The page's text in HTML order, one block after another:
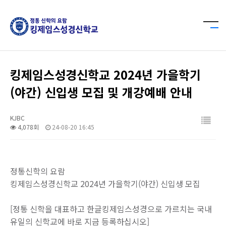
킹제임스성경신학교 2024년 가을학기
(야간) 신입생 모집 및 개강예배 안내
KJBC
4,078회
24-08-20 16:45
정통신학의 요람
킹제임스성경신학교 2024년 가을학기(야간) 신입생 모집
[정통 신학을 대표하고 한글킹제임스성경으로 가르치는 국내
유일의 신학교에 바로 지금 등록하십시오]